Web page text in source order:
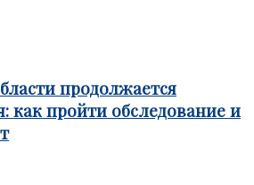
продолжается
как пройти обследование и